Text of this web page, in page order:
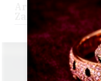
Arcos de la
Zambomba es